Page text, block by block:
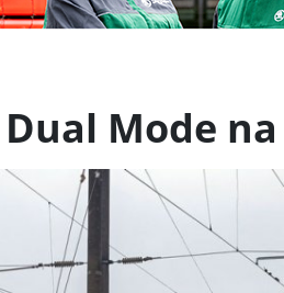
Mode